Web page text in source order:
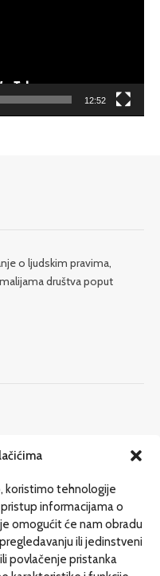
koristimo tehnologije
informacijama o
omogućit će nam obradu
ili jedinstveni
povlačenje pristanka
12:52
o ljudskim pravima,
društva poput